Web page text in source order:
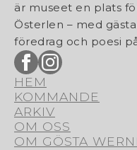
är museet en plats
Österlen – med
föredrag och poesi
HEM
KOMMANDE
ARKIV
OM OSS
OM GÖSTA